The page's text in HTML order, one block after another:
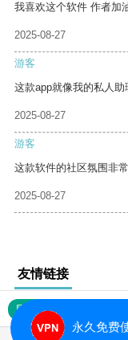
我喜欢这个软件 作者加
2025-08-27
游客
这款app就像我的私人助
2025-08-27
游客
这款软件的社区氛围非
2025-08-27
友情链接
网站地图
永久免费